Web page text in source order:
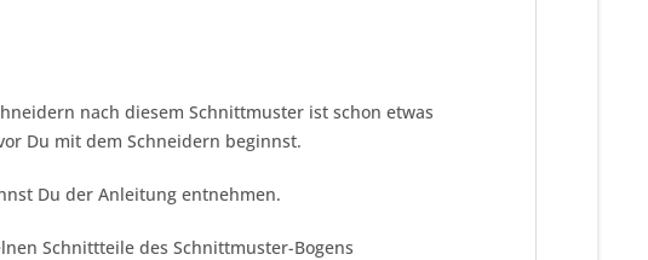
nach diesem Schnittmuster ist schon etwas
Du mit dem Schneidern beginnst.
Du der Anleitung entnehmen.
Schnittteile des Schnittmuster-Bogens